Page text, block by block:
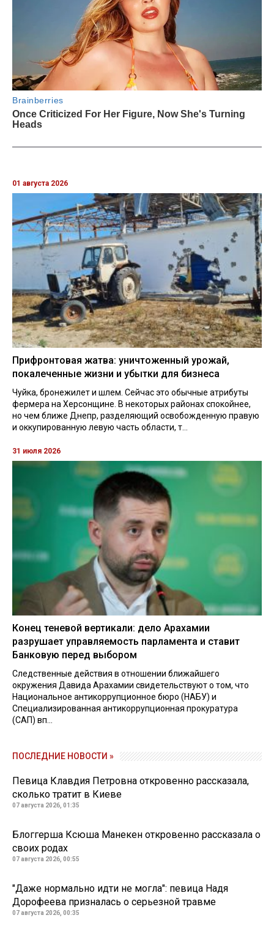
01 августа 2026
Прифронтовая жатва: уничтоженный урожай,
покалеченные жизни и убытки для бизнеса
Чуйка, бронежилет и шлем. Сейчас это обычные атрибуты
фермера на Херсонщине. В некоторых районах спокойнее,
но чем ближе Днепр, разделяющий освобожденную правую
и оккупированную левую часть области, т...
31 июля 2026
Конец теневой вертикали: дело Арахамии
разрушает управляемость парламента и ставит
Банковую перед выбором
Следственные действия в отношении ближайшего
окружения Давида Арахамии свидетельствуют о том, что
Национальное антикоррупционное бюро (НАБУ) и
Специализированная антикоррупционная прокуратура
(САП) вп...
ПОСЛЕДНИЕ НОВОСТИ »
Певица Клавдия Петровна откровенно рассказала,
сколько тратит в Киеве
07 августа 2026, 01:35
Блоггерша Ксюша Манекен откровенно рассказала о
своих родах
07 августа 2026, 00:55
"Даже нормально идти не могла": певица Надя
Дорофеева призналась о серьезной травме
07 августа 2026, 00:35